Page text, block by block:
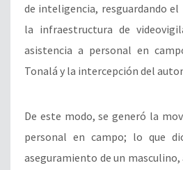
de inteligencia, resguardando
la infraestructura de
asistencia a personal en
Tonalá y la intercepción del
De este modo, se generó la
personal en campo; lo que
aseguramiento de un